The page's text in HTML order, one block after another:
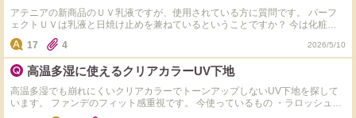
アテニアの新商品のＵＶ乳液ですが、使用されている方に質問です。 パーフ
ェクトＵＶは乳液と日焼け止めを兼ねているということですか？ 今は化粧
水、美白美容液の後はデイエマルジョン、オルビスの日焼け止め、その後に下
地クリーム、ファンデーションを塗っていますが、化粧水、美白美容液の後は
パーフェクトＵＶだけで、その後に下地クリーム、ファンデーションというこ
とでいいのでしょうか？
17 4 2026/5/10
高温多湿に使えるクリアカラーUV下地
高温多湿でも崩れにくいクリアカラーでトーンアップしないUV下地を探して
います。 ファンデのフィット感重視です。 今使っているもの ・ラロッシュポ
ゼローズ→高保湿ゆえ夏は崩れる、トーンアップが白浮きする ・オルビス